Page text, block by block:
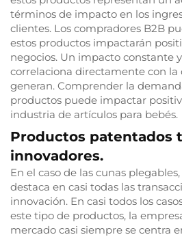
términos de impacto en los
clientes. Los compradores B2B
estos productos impactarán
negocios. Un impacto constante
correlaciona directamente con
generan. Comprender la
productos puede impactar
industria de artículos para bebés.
Productos patentados
innovadores.
En el caso de las cunas
destaca en casi todas las
innovación. En casi todos los
este tipo de productos, la
mercado casi siempre se centra